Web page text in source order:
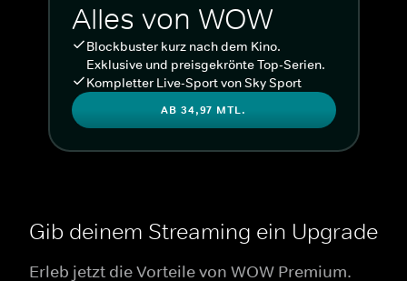
Alles von WOW
Blockbuster kurz nach dem Kino.
Exklusive und preisgekrönte Top-Serien.
Kompletter Live-Sport von Sky Sport
AB 34,97 MTL.
Gib deinem Streaming ein Upgrade
Erleb jetzt die Vorteile von WOW Premium.